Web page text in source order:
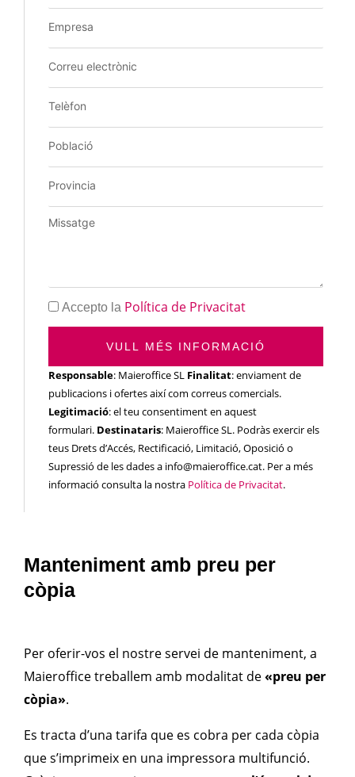
Accepto la Política de Privacitat
VULL MÉS INFORMACIÓ
Responsable: Maieroffice SL Finalitat: enviament de
publicacions i ofertes així com correus comercials.
Legitimació: el teu consentiment en aquest
formulari. Destinataris: Maieroffice SL. Podràs exercir els
teus Drets d’Accés, Rectificació, Limitació, Oposició o
Supressió de les dades a info@maieroffice.cat. Per a més
informació consulta la nostra Política de Privacitat.
Manteniment amb preu per
còpia
Per oferir-vos el nostre servei de manteniment, a
Maieroffice treballem amb modalitat de«preu per
còpia».
Es tracta d’una tarifa que es cobra per cada còpia
que s’imprimeix en una impressora multifunció.